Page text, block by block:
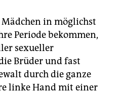
in möglichst
Periode bekommen,
sexueller
Brüder und fast
durch die ganze
linke Hand mit einer